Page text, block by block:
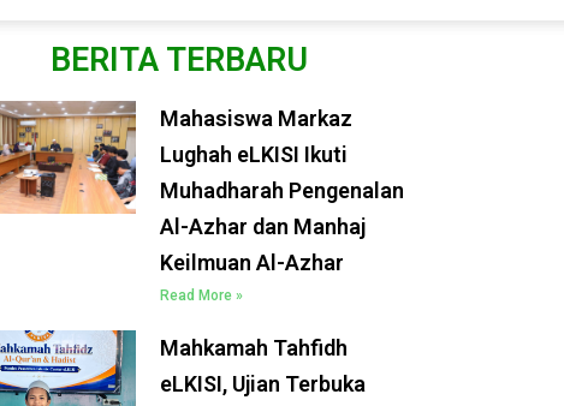
BERITA TERBARU
Mahasiswa Markaz
Lughah eLKISI Ikuti
Muhadharah Pengenalan
Al-Azhar dan Manhaj
Keilmuan Al-Azhar
Read More »
Mahkamah Tahfidh
eLKISI, Ujian Terbuka